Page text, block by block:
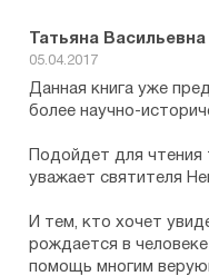
Татьяна Васильевна
05.04.2017
Данная книга уже
более научно-
Подойдет для
уважает святителя
И тем, кто хочет
рождается в
помощь многим